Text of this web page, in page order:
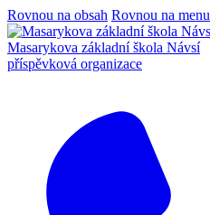
Rovnou na obsah Rovnou na menu
Masarykova základní škola Návsí
příspěvková organizace